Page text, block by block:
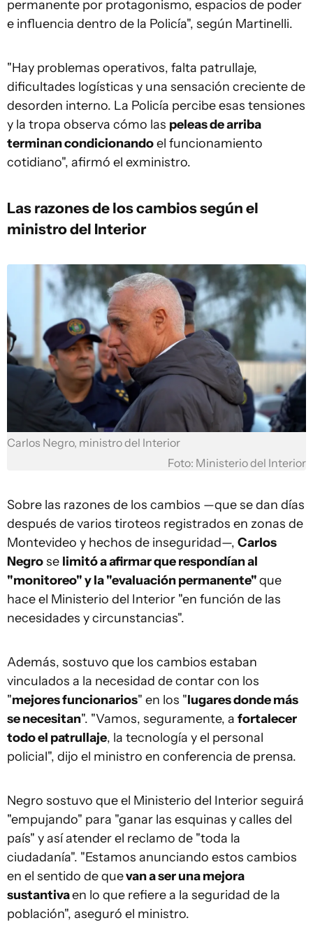
permanente por protagonismo, espacios de poder
e influencia dentro de la Policía", según Martinelli.
"Hay problemas operativos, falta patrullaje,
dificultades logísticas y una sensación creciente de
desorden interno. La Policía percibe esas tensiones
y la tropa observa cómo las peleas de arriba
terminan condicionandoel funcionamiento
cotidiano", afirmó el exministro.
Las razones de los cambios según el
ministro del Interior
Carlos Negro, ministro del Interior
Foto: Ministerio del Interior
Sobre las razones de los cambios —que se dan días
después de varios tiroteos registrados en zonas de
Montevideo y hechos de inseguridad—, Carlos
Negrose limitó a afirmar que respondían al
"monitoreo" y la "evaluación permanente"que
hace el Ministerio del Interior "en función de las
necesidades y circunstancias".
Además, sostuvo que los cambios estaban
vinculados a la necesidad de contar con los
"mejores funcionarios" en los "lugares donde más
se necesitan". "Vamos, seguramente, a fortalecer
todo el patrullaje, la tecnología y el personal
policial", dijo el ministro en conferencia de prensa.
Negro sostuvo que el Ministerio del Interior seguirá
"empujando" para "ganar las esquinas y calles del
país" y así atender el reclamo de "toda la
ciudadanía". "Estamos anunciando estos cambios
en el sentido de quevan a ser una mejora
sustantivaen lo que refiere a la seguridad de la
población", aseguró el ministro.